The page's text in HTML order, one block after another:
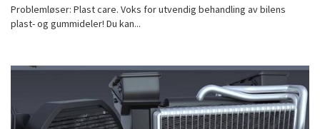
Problemløser: Plast care. Voks for utvendig behandling av bilens
plast- og gummideler! Du kan...